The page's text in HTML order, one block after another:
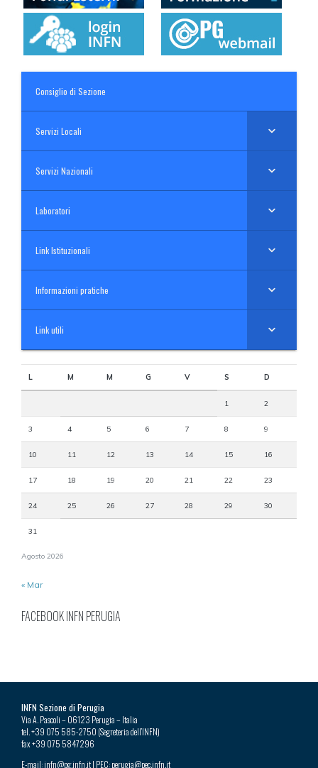
Consiglio di Sezione
Servizi Locali
Servizi Nazionali
Laboratori
Link Istituzionali
Informazioni pratiche
Link utili
Agosto 2026
L M M G V S D
1 2
3 4 5 6 7 8 9
10 11 12 13 14 15 16
17 18 19 20 21 22 23
24 25 26 27 28 29 30
31
« Mar
FACEBOOK INFN PERUGIA
INFN Sezione di Perugia
Via A. Pascoli – 06123 Perugia – Italia
tel. +39 075 585-2750 (Segreteria dell’INFN)
fax +39 075 5847296
E-mail: infn@pg.infn.it | PEC: perugia@pec.infn.it